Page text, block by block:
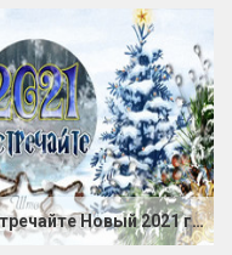
Встречайте Новый 2021 год Быка